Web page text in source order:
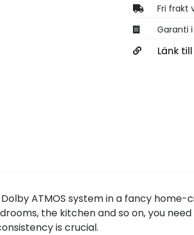
Fri frakt
Garanti
Länk
ATMOS system in a fancy home-
the kitchen and so on, you
is crucial.